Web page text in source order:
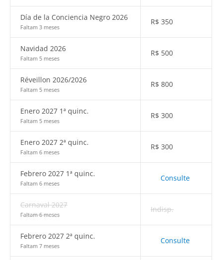
Día de la Conciencia Negro 2026
Faltam 3 meses
R$ 350
Navidad 2026
Faltam 5 meses
R$ 500
Réveillon 2026/2026
Faltam 5 meses
R$ 800
Enero 2027 1ª quinc.
Faltam 5 meses
R$ 300
Enero 2027 2ª quinc.
Faltam 6 meses
R$ 300
Febrero 2027 1ª quinc.
Faltam 6 meses
Consulte
Carnaval 2027
Faltam 6 meses
Indisp.
Febrero 2027 2ª quinc.
Faltam 7 meses
Consulte